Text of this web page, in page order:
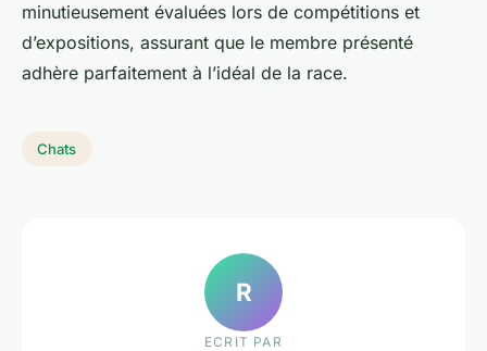
minutieusement évaluées lors de compétitions et
d’expositions, assurant que le membre présenté
adhère parfaitement à l’idéal de la race.
Chats
R
ECRIT PAR